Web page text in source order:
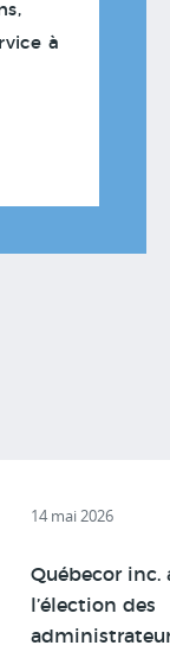
à
14 mai 2026
Québecor inc.
l’élection des